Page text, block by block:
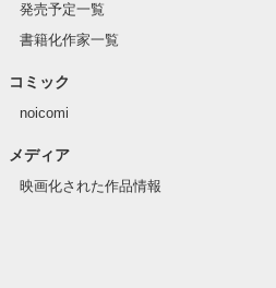
発売予定一覧
書籍化作家一覧
コミック
noicomi
メディア
映画化された作品情報